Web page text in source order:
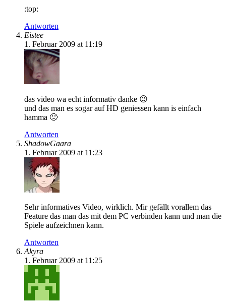
:top:
Antworten
Eistee
1. Februar 2009 at 11:19
das video wa echt informativ danke 😉
und das man es sogar auf HD geniessen kann is einfach
hamma 🙂
Antworten
ShadowGaara
1. Februar 2009 at 11:23
Sehr informatives Video, wirklich. Mir gefällt vorallem das
Feature das man das mit dem PC verbinden kann und man die
Spiele aufzeichnen kann.
Antworten
Akyra
1. Februar 2009 at 11:25